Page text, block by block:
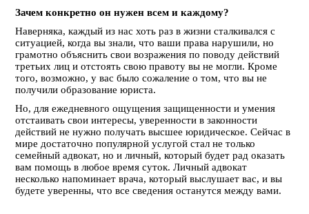
Зачем конкретно он нужен всем и каждому?
Наверняка, каждый из нас хоть раз в жизни сталкивался с
ситуацией, когда вы знали, что ваши права нарушили, но
грамотно объяснить свои возражения по поводу действий
третьих лиц и отстоять свою правоту вы не могли. Кроме
того, возможно, у вас было сожаление о том, что вы не
получили образование юриста.
Но, для ежедневного ощущения защищенности и умения
отстаивать свои интересы, уверенности в законности
действий не нужно получать высшее юридическое. Сейчас в
мире достаточно популярной услугой стал не только
семейный адвокат, но и личный, который будет рад оказать
вам помощь в любое время суток. Личный адвокат
несколько напоминает врача, который выслушает вас, и вы
будете уверенны, что все сведения останутся между вами.